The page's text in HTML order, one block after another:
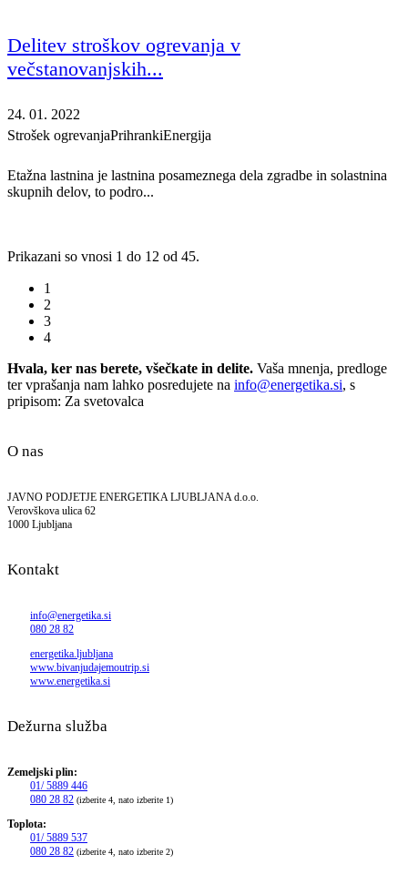
Delitev stroškov ogrevanja v
večstanovanjskih...
24. 01. 2022
Strošek ogrevanjaPrihrankiEnergija
Etažna lastnina je lastnina posameznega dela zgradbe in solastnina
skupnih delov, to podro...
Prikazani so vnosi 1 do 12 od 45.
1
2
3
4
Hvala, ker nas berete, všečkate in delite. Vaša mnenja, predloge
ter vprašanja nam lahko posredujete na info@energetika.si, s
pripisom: Za svetovalca
O nas
JAVNO PODJETJE ENERGETIKA LJUBLJANA d.o.o.
Verovškova ulica 62
1000 Ljubljana
Kontakt
info@energetika.si
080 28 82
energetika.ljubljana
www.bivanjudajemoutrip.si
www.energetika.si
Dežurna služba
Zemeljski plin:
01/ 5889 446
080 28 82 (izberite 4, nato izberite 1)
Toplota:
01/ 5889 537
080 28 82 (izberite 4, nato izberite 2)